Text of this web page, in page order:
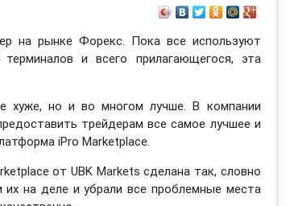
на рынке Форекс. Пока все используют
и всего прилагающегося, эта
хуже, но и во многом лучше. В компании
трейдерам все самое лучшее и
iPro Marketplace.
от UBK Markets сделана так, словно
их на деле и убрали все проблемные места